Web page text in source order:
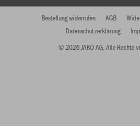
© 2026 JAKO AG, Alle Rechte
Bestellung widerrufen AGB
Datenschutzerklärung